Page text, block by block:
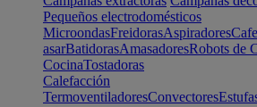
Pequeños electrodomésticos
MicroondasFreidorasAspiradores
asarBatidorasAmasadoresRobots de
CocinaTostadoras
Calefacción
TermoventiladoresConvectores